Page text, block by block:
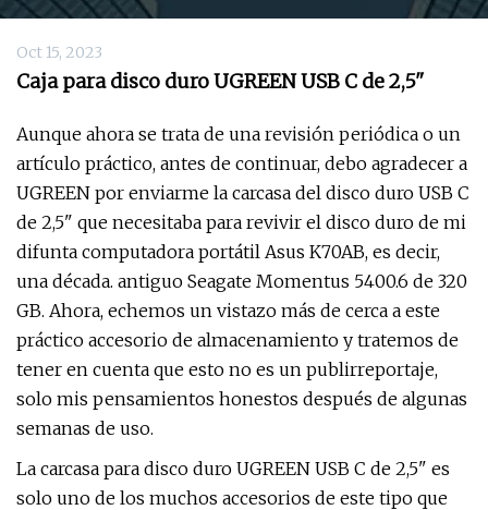
Oct 15, 2023
Caja para disco duro UGREEN USB C de 2,5"
Aunque ahora se trata de una revisión periódica o un
artículo práctico, antes de continuar, debo agradecer a
UGREEN por enviarme la carcasa del disco duro USB C
de 2,5" que necesitaba para revivir el disco duro de mi
difunta computadora portátil Asus K70AB, es decir,
una década. antiguo Seagate Momentus 5400.6 de 320
GB. Ahora, echemos un vistazo más de cerca a este
práctico accesorio de almacenamiento y tratemos de
tener en cuenta que esto no es un publirreportaje,
solo mis pensamientos honestos después de algunas
semanas de uso.
La carcasa para disco duro UGREEN USB C de 2,5" es
solo uno de los muchos accesorios de este tipo que